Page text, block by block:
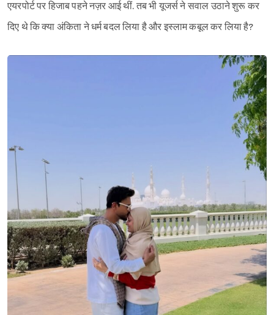
एयरपोर्ट पर हिजाब पहने नज़र आई थीं. तब भी यूजर्स ने सवाल उठाने शुरू कर
दिए थे कि क्या अंकिता ने धर्म बदल लिया है और इस्लाम कबूल कर लिया है?